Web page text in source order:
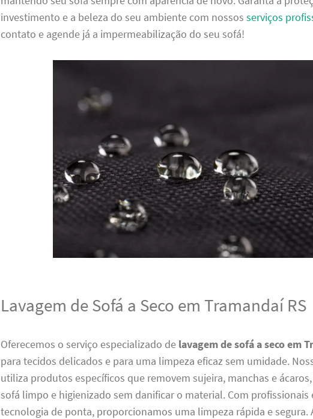
investimento e a beleza do seu ambiente com nossosserviços
contato e agende já a impermeabilização do seu sofá!
Lavagem de Sofá a Seco em Tramandaí RS
Oferecemos o serviço especializado de lavagem de sofá a seco em
para tecidos delicados e para uma limpeza eficaz sem umidade.
utiliza produtos específicos que removem sujeira, manchas e
sofá limpo e higienizado sem danificar o material. Com profissionais
tecnologia de ponta, proporcionamos uma limpeza rápida e segura.